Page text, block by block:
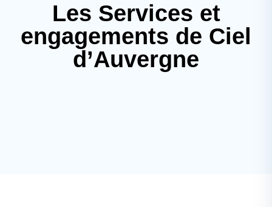
Les Services et
engagements de Ciel
d’Auvergne